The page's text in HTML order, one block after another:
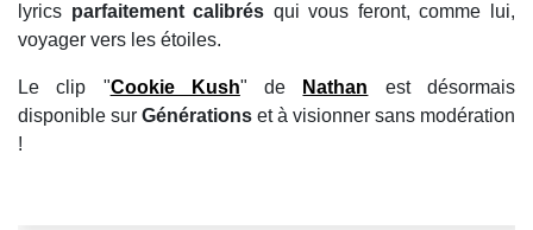
lyrics parfaitement calibrés qui vous feront, comme lui,
voyager vers les étoiles.
Le clip "Cookie Kush" de Nathan est désormais
disponible sur Générations et à visionner sans modération
!